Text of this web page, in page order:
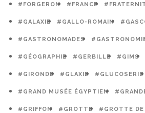
#FORGERON #FRANCE
#GALAXIE #GALLO-ROMAIN
#GASTRONOMADES
#GÉOGRAPHIE #GERBILLE #GIMS
#GIRONDE #GLAXIE #GLUCOSERIE
#GRAND MUSÉE ÉGYPTIEN
#GRIFFON #GROTTE #GROTTE DE